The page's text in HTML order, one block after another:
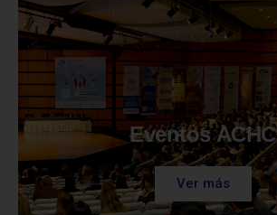
Eventos ACHC
Ver más